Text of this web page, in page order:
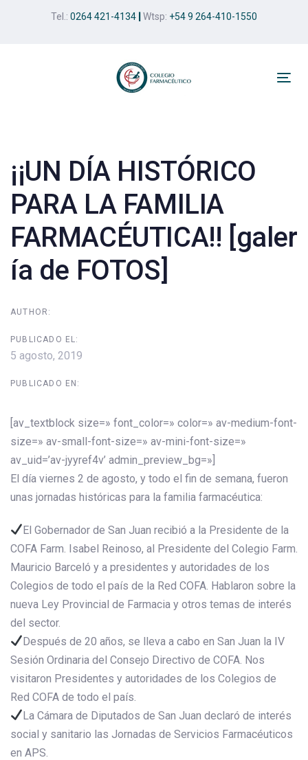
Tel.: 0264 421-4134 Wtsp: +54 9 264-410-1550
¡¡UN DÍA HISTÓRICO
PARA LA FAMILIA
FARMACÉUTICA!! [galer
ía de FOTOS]
AUTHOR:
PUBLICADO EL:
5 agosto, 2019
PUBLICADO EN:
[av_textblock size=» font_color=» color=» av-medium-font-
size=» av-small-font-size=» av-mini-font-size=»
av_uid=’av-jyyref4v’ admin_preview_bg=»]
El día viernes 2 de agosto, y todo el fin de semana, fueron
unas jornadas históricas para la familia farmacéutica:
El Gobernador de San Juan recibió a la Presidente de la
COFA Farm. Isabel Reinoso, al Presidente del Colegio Farm.
Mauricio Barceló y a presidentes y autoridades de los
Colegios de todo el país de la Red COFA. Hablaron sobre la
nueva Ley Provincial de Farmacia y otros temas de interés
del sector.
Después de 20 años, se lleva a cabo en San Juan la IV
Sesión Ordinaria del Consejo Directivo de COFA. Nos
visitaron Presidentes y autoridades de los Colegios de
Red COFA de todo el país.
La Cámara de Diputados de San Juan declaró de interés
social y sanitario las Jornadas de Servicios Farmacéuticos
en APS.
navigation